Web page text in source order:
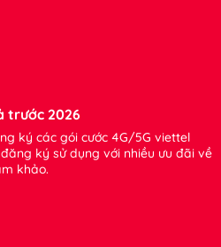
trước 2026
ký các gói cước 4G/5G viettel
ký sử dụng với nhiều ưu đãi về
khảo.